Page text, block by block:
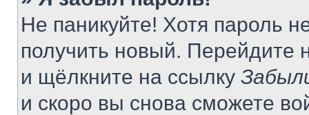
Не паникуйте! Хотя пароль
получить новый. Перейдите
и щёлкните на ссылку
и скоро вы снова сможете